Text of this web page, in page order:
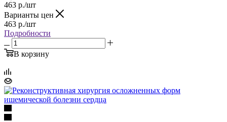
463 р./шт
Варианты цен
463 р./шт
Подробности
В корзину